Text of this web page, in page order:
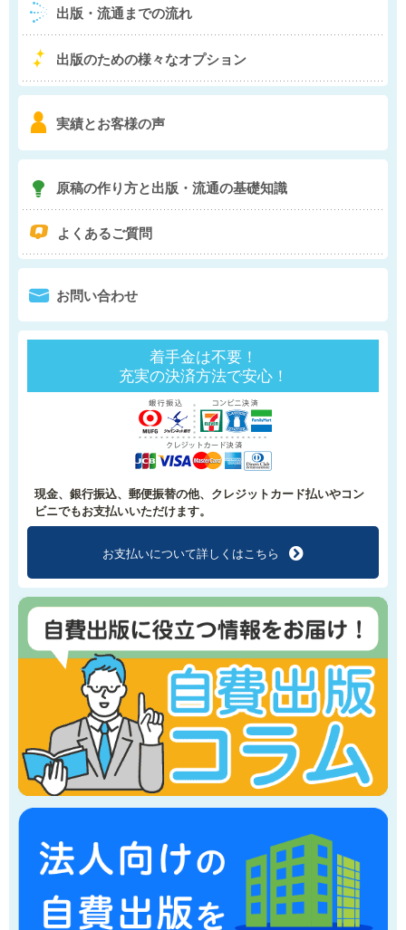
4 出版・流通までの流れ
5 出版のための様々なオプション
6 実績とお客様の声
7 原稿の作り方と出版・流通の基礎知識
q よくあるご質問
0 お問い合わせ
着手金は不要！
充実の決済方法で安心！
現金、銀行振込、郵便振替の他、クレジットカード払いやコン
ビニでもお支払いいただけます。
お支払いについて詳しくはこちら f